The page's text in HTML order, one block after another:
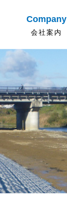
Company
会社案内
ご挨拶
会社概要
沿革
事業内容